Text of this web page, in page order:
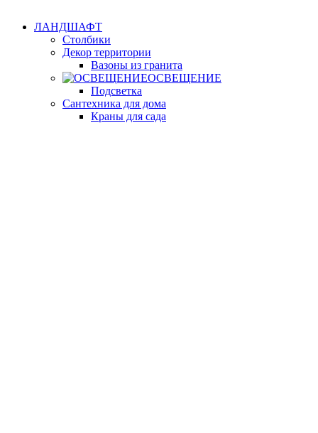
ЛАНДШАФТ
Столбики
Декор территории
Вазоны из гранита
ОСВЕЩЕНИЕ
Подсветка
Сантехника для дома
Краны для сада